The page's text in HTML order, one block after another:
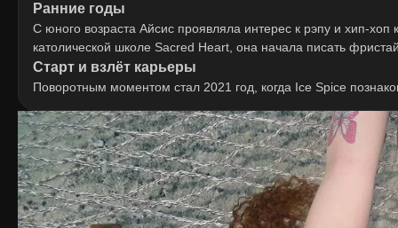
Ранние годы
С юного возраста Айсис проявляла интерес к рэпу и хип-
католической школе Sacred Heart, она начала писать
Старт и взлёт карьеры
Поворотным моментом стал 2021 год, когда Ice Spice
Drake.
В 2022 году артистка подписала контракт с лейблами 10K
Like..?. Среди её успешных коллабораций — работы с
студийного альбомаY2K!.
Влияние и признание
Ice Spice — представительница жанра Bronx drill,